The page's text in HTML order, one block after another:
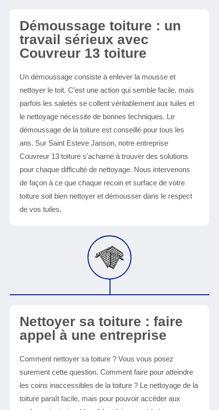
Démoussage toiture : un
travail sérieux avec
Couvreur 13 toiture
Un démoussage consiste à enlever la mousse et
nettoyer le toit. C’est une action qui semble facile, mais
parfois les saletés se collent véritablement aux tuiles et
le nettoyage nécessite de bonnes techniques. Le
démoussage de la toiture est conseillé pour tous les
ans. Sur Saint Esteve Janson, notre entreprise
Couvreur 13 toiture s’acharne à trouver des solutions
pour chaque difficulté de nettoyage. Nous intervenons
de façon à ce que chaque recoin et surface de votre
toiture soit bien nettoyer et démousser dans le respect
de vos tuiles.
Nettoyer sa toiture : faire
appel à une entreprise
Comment nettoyer sa toiture ? Vous vous posez
surement cette question. Comment faire pour atteindre
les coins inaccessibles de la toiture ? Le nettoyage de la
toiture paraît facile, mais pour pouvoir accéder aux